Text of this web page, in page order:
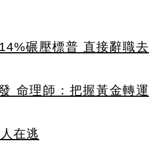
碾壓標普 直接辭職去
命理師：把握黃金轉運
在逃